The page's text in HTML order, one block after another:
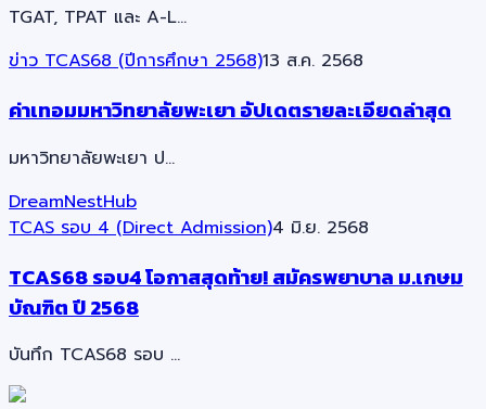
TGAT, TPAT และ A-L…
ข่าว TCAS68 (ปีการศึกษา 2568)13 ส.ค. 2568
ค่าเทอมมหาวิทยาลัยพะเยา อัปเดตรายละเอียดล่าสุด
มหาวิทยาลัยพะเยา ป…
DreamNestHub
TCAS รอบ 4 (Direct Admission)4 มิ.ย. 2568
TCAS68 รอบ4 โอกาสสุดท้าย! สมัครพยาบาล ม.เกษม
บัณฑิต ปี 2568
บันทึก TCAS68 รอบ …